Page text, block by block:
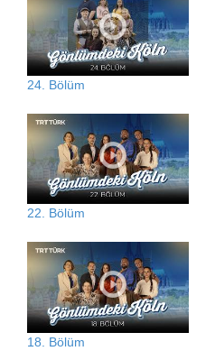
24. Bölüm
22. Bölüm
18. Bölüm